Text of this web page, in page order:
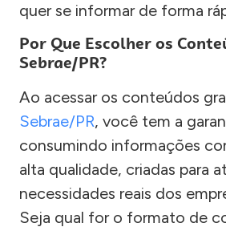
quer se informar de forma
Por Que Escolher os
Sebrae/PR?
Ao acessar os conteúdos
Sebrae/PR, você tem a
consumindo informações
alta qualidade, criadas para
necessidades reais dos
Seja qual for o formato de